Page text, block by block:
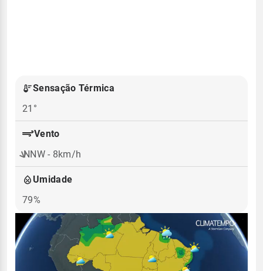
Sensação Térmica
21°
Vento
NNW - 8km/h
Umidade
79%